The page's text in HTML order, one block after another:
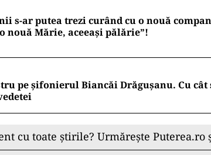
s-ar putea trezi curând cu o nouă
nouă Mărie, aceeași pălărie”!
pe șifonierul Biancăi Drăgușanu. Cu cât
cu toate știrile? Urmărește Puterea.ro